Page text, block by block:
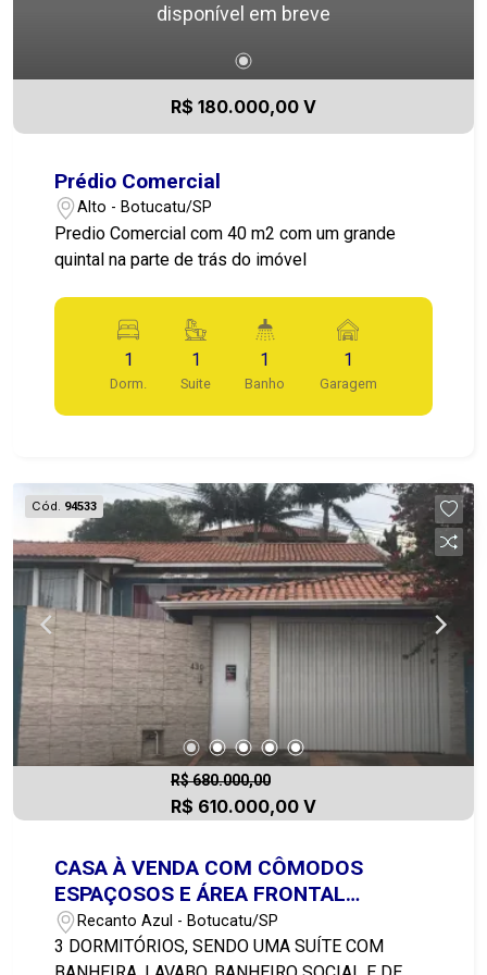
disponível em breve
R$ 180.000,00 V
Prédio Comercial
Alto - Botucatu/SP
Predio Comercial com 40 m2 com um grande
quintal na parte de trás do imóvel
1
Dorm.
1
Suite
1
Banho
1
Garagem
Cód. 94533
R$ 680.000,00
R$ 610.000,00 V
CASA À VENDA COM CÔMODOS
ESPAÇOSOS E ÁREA FRONTAL
GRAMADA EM UM DOS MELHORES
BAIRROS DA CIDADE,
Recanto Azul - Botucatu/SP
3 DORMITÓRIOS, SENDO UMA SUÍTE COM